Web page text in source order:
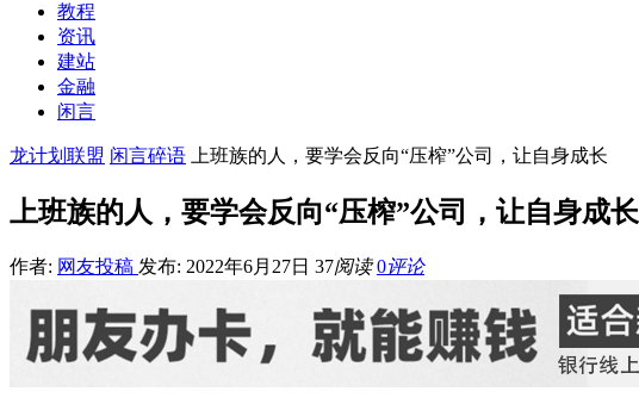
教程
资讯
建站
金融
闲言
龙计划联盟 闲言碎语 上班族的人，要学会反向“压榨”公司，让自身成长
上班族的人，要学会反向“压榨”公司，让自身成长
作者: 网友投稿 发布: 2022年6月27日 37阅读 0评论